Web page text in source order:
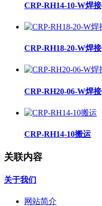
CRP-RH14-10-W焊接
CRP-RH18-20-W焊接
CRP-RH20-06-W焊接
CRP-RH14-10搬运
关联内容
关于我们
网站简介